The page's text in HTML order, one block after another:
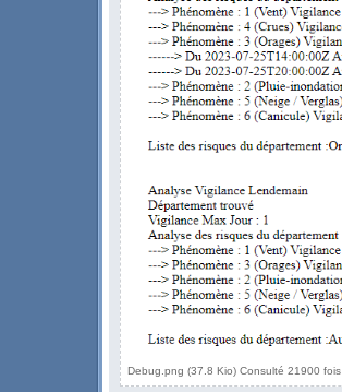
Debug.png (37.8 Kio) Consulté 21900 fois